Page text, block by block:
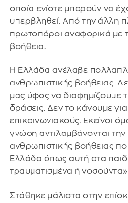
οποία ενίοτε μπορούν να
υπερβληθεί. Από την άλλη
πρωτοπόροι αναφορικά με
βοήθεια.
Η Ελλάδα ανέλαβε
ανθρωπιστικής βοήθειας.
μας ύφος να διαφημίζουμε
δράσεις. Δεν το κάνουμε
επικοινωνιακούς. Εκείνοι
γνώση αντιλαμβάνονται την
ανθρωπιστικής βοήθειας
Ελλάδα όπως αυτή στα
τραυματισμένα ή
Στάθηκε μάλιστα στην